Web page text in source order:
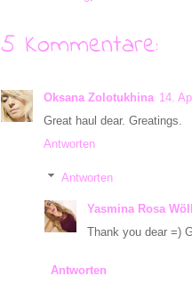
5 Kommentare:
Oksana Zolotukhina 14.
Great haul dear. Greatings.
Antworten
Antworten
Yasmina Rosa
Thank you dear =)
Antworten